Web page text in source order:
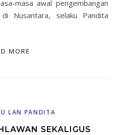
masa awal pengembangan
Nusantara, selaku Pandita
MORE
LAN PANDITA
SEKALIGUS